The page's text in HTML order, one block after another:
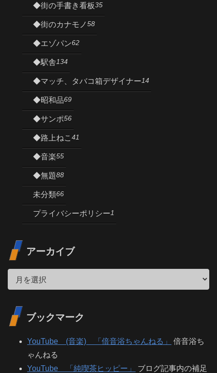
◆街の手書き看板35
◆街のカナモノ58
◆エゾパン62
◆駅舎134
◆マッチ、タバコ箱デザイナー14
◆昭和品69
◆サンポ56
◆路上ねこ 41
◆音楽55
◆無題88
未分類66
プライバシーポリシー1
アーカイブ
ブックマーク
YouTube (音楽) 「倍音浴ちゃんねる」
倍音浴ち
ゃんねる
YouTube 「純喫茶ヒッピー」
ブログ記事内の補足